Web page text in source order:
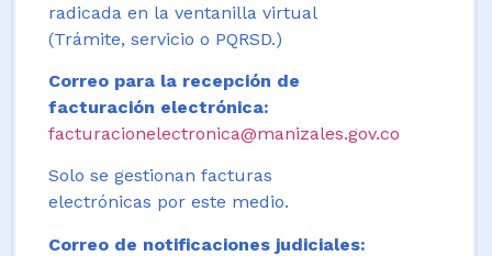
radicada en la ventanilla virtual
(Trámite, servicio o PQRSD.)
Correo para la recepción de
facturación electrónica:
facturacionelectronica@manizales.gov.co
Solo se gestionan facturas
electrónicas por este medio.
Correo de notificaciones judiciales: